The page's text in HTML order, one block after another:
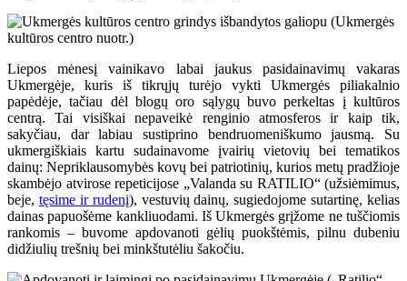
Liepos mėnesį vainikavo labai jaukus pasidainavimų vakaras
Ukmergėje, kuris iš tikrųjų turėjo vykti Ukmergės piliakalnio
papėdėje, tačiau dėl blogų oro sąlygų buvo perkeltas į kultūros
centrą. Tai visiškai nepaveikė renginio atmosferos ir kaip tik,
sakyčiau, dar labiau sustiprino bendruomeniškumo jausmą. Su
ukmergiškiais kartu sudainavome įvairių vietovių bei tematikos
dainų: Nepriklausomybės kovų bei patriotinių, kurios metų pradžioje
skambėjo atvirose repeticijose „Valanda su RATILIO“ (užsiėmimus,
beje, tęsime ir rudenį), vestuvių dainų, sugiedojome sutartinę, kelias
dainas papuošėme kankliuodami. Iš Ukmergės grįžome ne tuščiomis
rankomis – buvome apdovanoti gėlių puokštėmis, pilnu dubeniu
didžiulių trešnių bei minkštutėliu šakočiu.